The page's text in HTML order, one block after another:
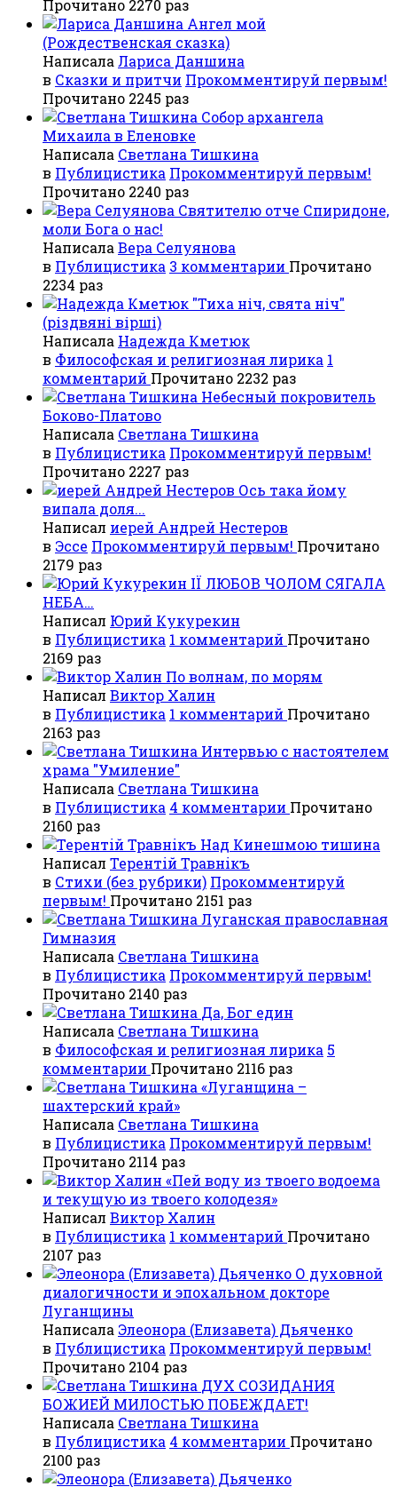
Прочитано 2270 раз
Ангел мой
(Рождественская сказка)
НаписалаЛариса Даншина
в Сказки и притчи Прокомментируй первым!
Прочитано 2245 раз
Собор архангела
Михаила в Еленовке
Написала Светлана Тишкина
в Публицистика Прокомментируй первым!
Прочитано 2240 раз
Святителю отче Спиридоне,
моли Бога о нас!
НаписалаВера Селуянова
в Публицистика 3 комментарии Прочитано
2234 раз
"Тиха ніч, свята ніч"
(різдвяні вірші)
Написала Надежда Кметюк
в Философская и религиозная лирика 1
комментарий Прочитано 2232 раз
Небесный покровитель
Боково-Платово
Написала Светлана Тишкина
в Публицистика Прокомментируй первым!
Прочитано 2227 раз
Ось така йому
випала доля...
Написал иерей Андрей Нестеров
в Эссе Прокомментируй первым! Прочитано
2179 раз
ІЇ ЛЮБОВ ЧОЛОМ СЯГАЛА
НЕБА…
Написал Юрий Кукурекин
в Публицистика 1 комментарий Прочитано
2169 раз
По волнам, по морям
Написал Виктор Халин
в Публицистика 1 комментарий Прочитано
2163 раз
Интервью с настоятелем
храма "Умиление"
Написала Светлана Тишкина
в Публицистика 4 комментарии Прочитано
2160 раз
Над Кинешмою тишина
Написал Терентiй Травнiкъ
в Стихи (без рубрики) Прокомментируй
первым! Прочитано 2151 раз
Луганская православная
Гимназия
Написала Светлана Тишкина
в Публицистика Прокомментируй первым!
Прочитано 2140 раз
Да, Бог един
Написала Светлана Тишкина
в Философская и религиозная лирика 5
комментарии Прочитано 2116 раз
«Луганщина –
шахтерский край»
Написала Светлана Тишкина
в Публицистика Прокомментируй первым!
Прочитано 2114 раз
«Пей воду из твоего водоема
и текущую из твоего колодезя»
Написал Виктор Халин
в Публицистика 1 комментарий Прочитано
2107 раз
О духовной
диалогичности и эпохальном докторе
Луганщины
Написала Элеонора (Елизавета) Дьяченко
в Публицистика Прокомментируй первым!
Прочитано 2104 раз
ДУХ СОЗИДАНИЯ
БОЖИЕЙ МИЛОСТЬЮ ПОБЕЖДАЕТ!
Написала Светлана Тишкина
в Публицистика 4 комментарии Прочитано
2100 раз